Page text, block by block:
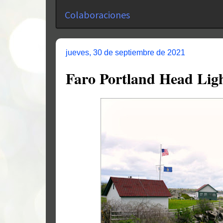
Colaboraciones
jueves, 30 de septiembre de 2021
Faro Portland Head